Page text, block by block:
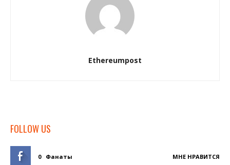
Ethereumpost
FOLLOW US
0 Фанаты МНЕ НРАВИТСЯ